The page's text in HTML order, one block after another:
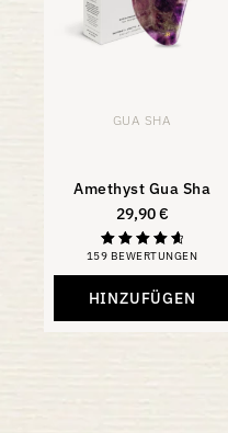
GUA SHA
Amethyst Gua Sha
29,90€
159 BEWERTUNGEN
Bewertung
HINZUFÜGEN